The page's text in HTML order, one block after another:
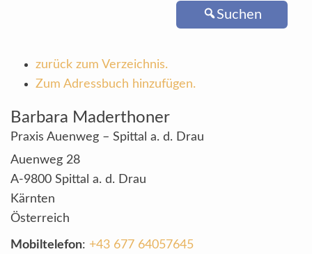
Suchen
zurück zum Verzeichnis.
Zum Adressbuch hinzufügen.
Barbara Maderthoner
Praxis Auenweg – Spittal a. d. Drau
Auenweg 28
A-9800 Spittal a. d. Drau
Kärnten
Österreich
Mobiltelefon: +43 677 64057645